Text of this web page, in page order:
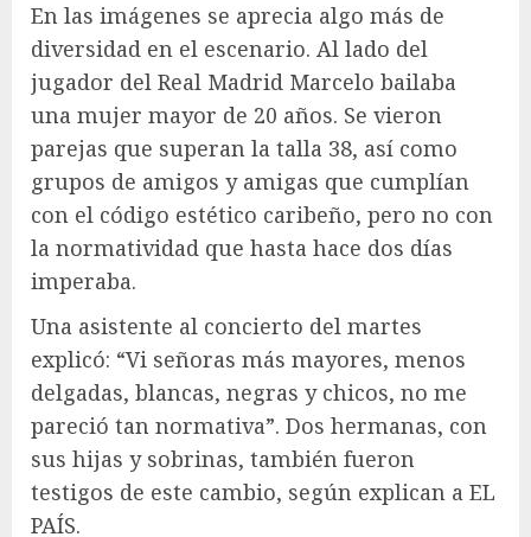
En las imágenes se aprecia algo más de
diversidad en el escenario. Al lado del
jugador del Real Madrid Marcelo bailaba
una mujer mayor de 20 años. Se vieron
parejas que superan la talla 38, así como
grupos de amigos y amigas que cumplían
con el código estético caribeño, pero no con
la normatividad que hasta hace dos días
imperaba.
Una asistente al concierto del martes
explicó: “Vi señoras más mayores, menos
delgadas, blancas, negras y chicos, no me
pareció tan normativa”. Dos hermanas, con
sus hijas y sobrinas, también fueron
testigos de este cambio, según explican a EL
PAÍS.